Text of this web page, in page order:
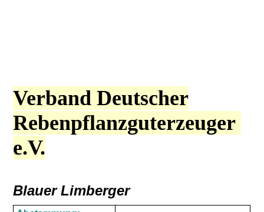
Verband Deutscher
Rebenpflanzguterzeuger
e.V.
Blauer Limberger